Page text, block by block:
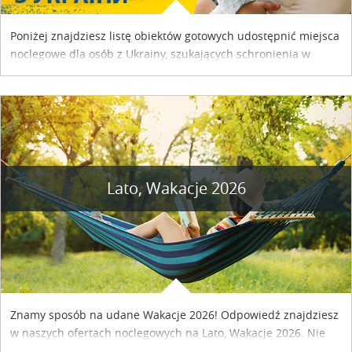
Poniżej znajdziesz listę obiektów gotowych udostępnić miejsca
noclegowe dla osób z Ukrainy, szukających schronienia w
Lato, Wakacje 2026
Znamy sposób na udane Wakacje 2026! Odpowiedź znajdziesz
w naszych ofertach noclegowych na Lato, Wakacje 2026. Nie